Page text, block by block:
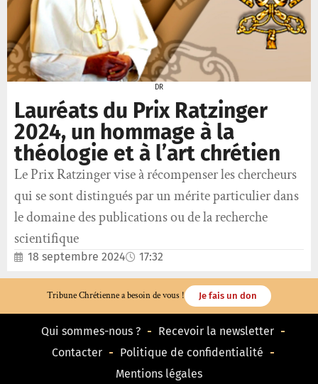
DR
Lauréats du Prix Ratzinger
2024, un hommage à la
théologie et à l’art chrétien
Le Prix Ratzinger vise à récompenser les chercheurs
qui se sont distingués par un mérite particulier dans
le domaine des publications ou de la recherche
scientifique
18 septembre 2024 17:32
Tribune Chrétienne a besoin de vous ! Je fais un don
Qui sommes-nous ?
Recevoir la newsletter
Contacter
Politique de confidentialité
Mentions légales